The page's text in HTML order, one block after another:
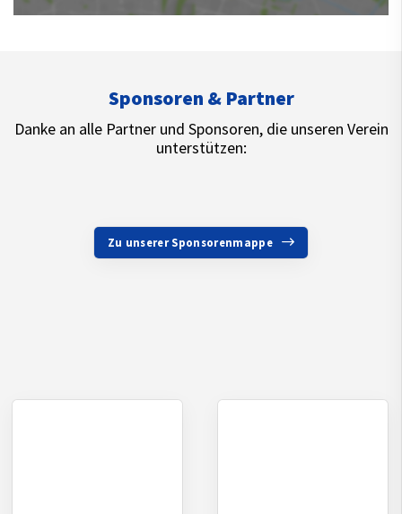
Sponsoren & Partner
Danke an alle Partner und Sponsoren, die unseren Verein
unterstützen:
Zu unserer Sponsorenmappe